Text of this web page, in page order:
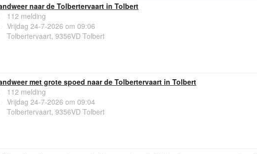
naar de Tolbertervaart in Tolbert
112 melding
Vrijdag 24-7-2026 om 09:06
Tolbertervaart, 9356VD Tolbert
met grote spoed naar de Tolbertervaart in Tolbert
112 melding
Vrijdag 24-7-2026 om 09:04
Tolbertervaart, 9356VD Tolbert